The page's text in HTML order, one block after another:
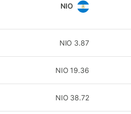
NIO
3.87
NIO
19.36
NIO
38.72
NIO